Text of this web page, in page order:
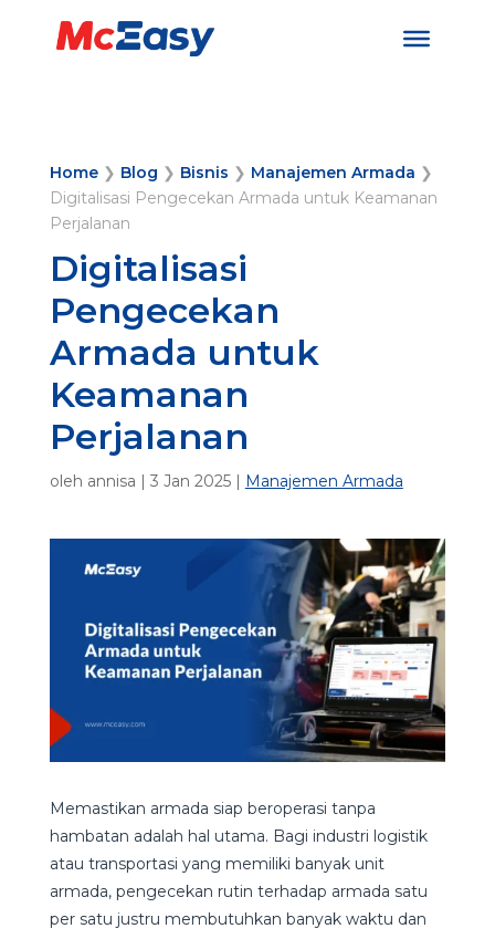
Home❯ Blog ❯ Bisnis ❯ Manajemen Armada ❯
Digitalisasi Pengecekan Armada untuk Keamanan
Perjalanan
Digitalisasi
Pengecekan
Armada untuk
Keamanan
Perjalanan
oleh annisa | 3 Jan 2025| Manajemen Armada
Memastikan armada siap beroperasi tanpa
hambatan adalah hal utama. Bagi industri logistik
atau transportasi yang memiliki banyak unit
armada, pengecekan rutin terhadap armada satu
per satu justru membutuhkan banyak waktu dan